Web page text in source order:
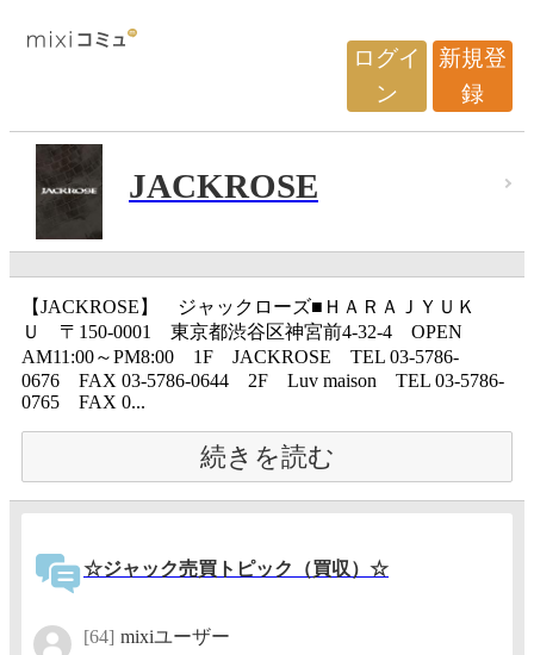
ログイ
ン
新規登
録
JACKROSE
【JACKROSE】 ジャックローズ■ＨＡＲＡＪＹＵＫ
Ｕ 〒150-0001 東京都渋谷区神宮前4-32-4 OPEN
AM11:00～PM8:00 1F JACKROSE TEL 03-5786-
0676 FAX 03-5786-0644 2F Luv maison TEL 03-5786-
0765 FAX 0...
続きを読む
☆ジャック売買トピック（買収）☆
[64] mixiユーザー